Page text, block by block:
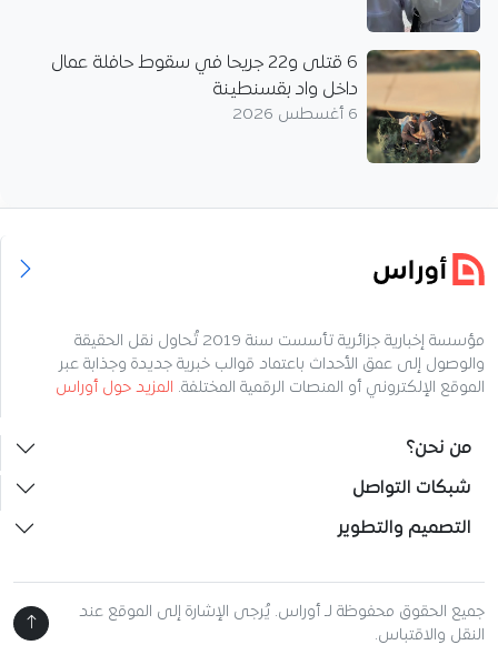
6 قتلى و22 جريحا في سقوط حافلة عمال
داخل واد بقسنطينة
6 أغسطس 2026
مؤسسة إخبارية جزائرية تأسست سنة 2019 تُحاول نقل الحقيقة
والوصول إلى عمق الأحداث باعتماد قوالب خبرية جديدة وجذابة عبر
الموقع الإلكتروني أو المنصات الرقمية المختلفة. المزيد حول أوراس
من نحن؟
شبكات التواصل
التصميم والتطوير
جميع الحقوق محفوظة لـ أوراس. يُرجى الإشارة إلى الموقع عند
النقل والاقتباس.